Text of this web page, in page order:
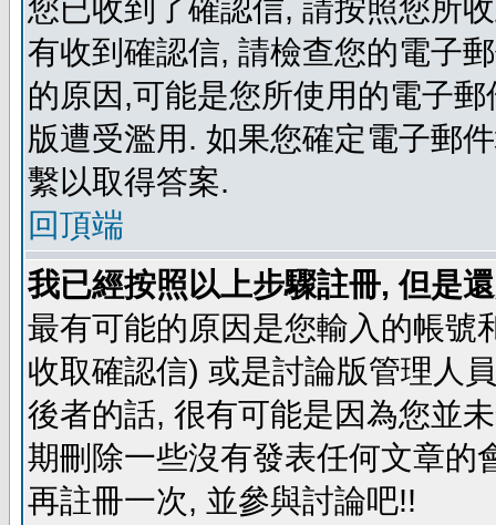
您已收到了確認信, 請按照您所
有收到確認信, 請檢查您的電子
的原因,可能是您所使用的電子
版遭受濫用. 如果您確定電子郵
繫以取得答案.
回頂端
我已經按照以上步驟註冊, 但是
最有可能的原因是您輸入的帳號
收取確認信) 或是討論版管理人
後者的話, 很有可能是因為您並
期刪除一些沒有發表任何文章的
再註冊一次, 並參與討論吧!!